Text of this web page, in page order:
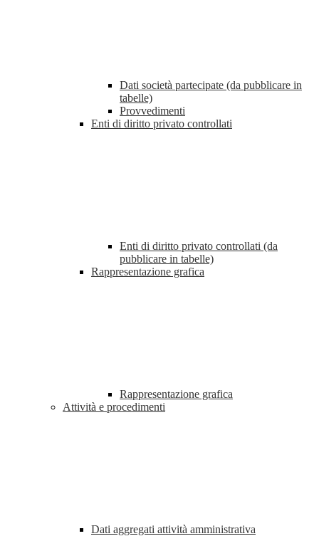
Dati società partecipate (da pubblicare in
tabelle)
Provvedimenti
Enti di diritto privato controllati
Enti di diritto privato controllati (da
pubblicare in tabelle)
Rappresentazione grafica
Rappresentazione grafica
Attività e procedimenti
Dati aggregati attività amministrativa